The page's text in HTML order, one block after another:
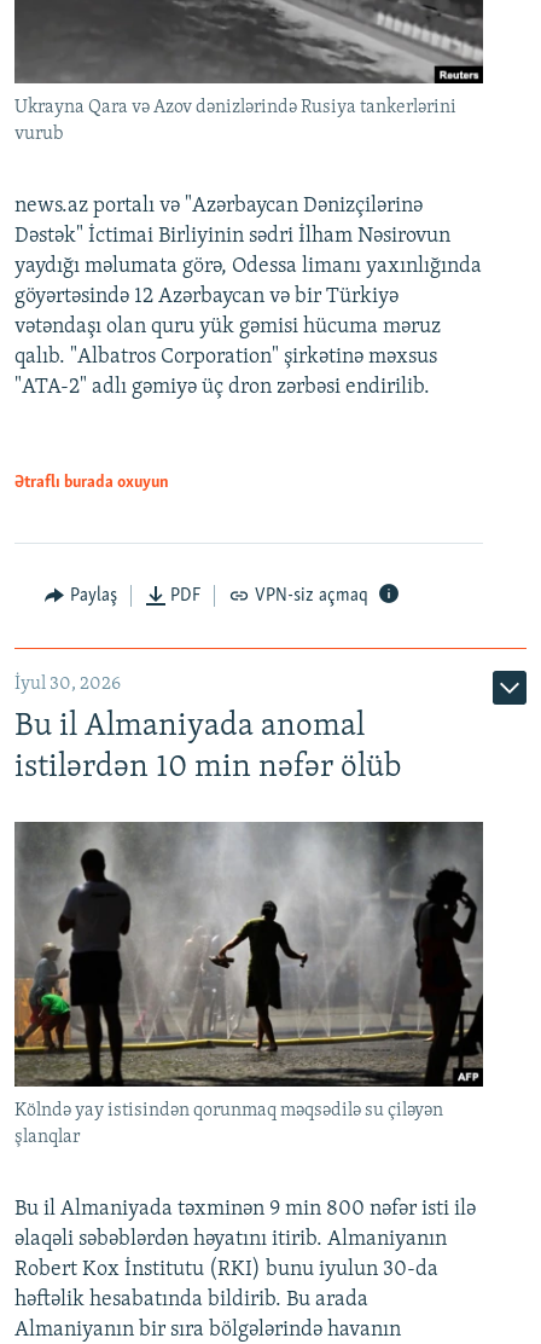
Ukrayna Qara və Azov dənizlərində Rusiya tankerlərini
vurub
news.az portalı və "Azərbaycan Dənizçilərinə
Dəstək" İctimai Birliyinin sədri İlham Nəsirovun
yaydığı məlumata görə, Odessa limanı yaxınlığında
göyərtəsində 12 Azərbaycan və bir Türkiyə
vətəndaşı olan quru yük gəmisi hücuma məruz
qalıb. "Albatros Corporation" şirkətinə məxsus
"ATA-2" adlı gəmiyə üç dron zərbəsi endirilib.
Ətraflı burada oxuyun
Paylaş PDF VPN-siz açmaq
İyul 30, 2026
Bu il Almaniyada anomal
istilərdən 10 min nəfər ölüb
Kölndə yay istisindən qorunmaq məqsədilə su çiləyən
şlanqlar
Bu il Almaniyada təxminən 9 min 800 nəfər isti ilə
əlaqəli səbəblərdən həyatını itirib. Almaniyanın
Robert Kox İnstitutu (RKI) bunu iyulun 30-da
həftəlik hesabatında bildirib. Bu arada
Almaniyanın bir sıra bölgələrində havanın